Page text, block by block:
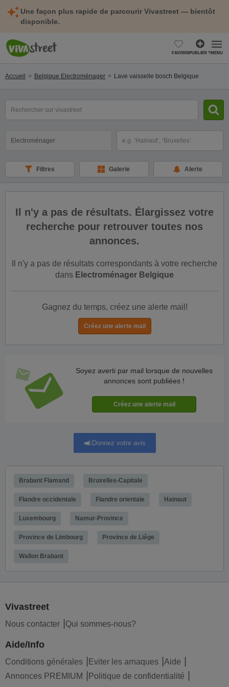
Une façon plus rapide de parcourir Vivastreet — bientôt
disponible.
FAVORISPUBLIER ?MENU
Accueil Belgique Electroménager Lave vaisselle bosch Belgique
clé(s)
Filtres Galerie Alerte
Il n'y a pas de résultats. Élargissez votre
recherche pour retrouver toutes nos
annonces.
Il n'y a pas de résultats correspondants à votre recherche
dans Electroménager Belgique
Gagnez du temps, créez une alerte mail!
Soyez averti par mail lorsque de nouvelles
annonces sont publiées !
Donnez votre avis
Brabant Flamand Bruxelles-Capitale
Flandre occidentale Flandre orientale Hainaut
Luxembourg Namur-Province
Province de Limbourg Province de Liège
Wallon Brabant
Vivastreet
Nous contacter Qui sommes-nous?
Aide/Info
Conditions générales Eviter les arnaques
Aide
Annonces PREMIUM
Politique de confidentialité